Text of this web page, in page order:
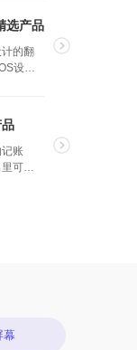
选产品
的翻
设备
于Flip
页和时
能特
账
可以
幕